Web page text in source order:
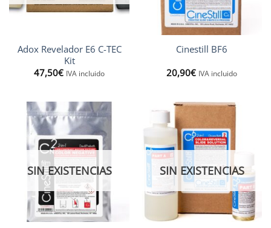
Adox Revelador E6 C-TEC
Kit
47,50€ IVA incluido
Cinestill BF6
20,90€ IVA incluido
SIN EXISTENCIAS SIN EXISTENCIAS